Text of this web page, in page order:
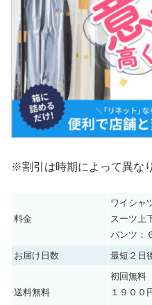
※割引は時期によって異な
料金
ワイシャ
スーツ上
パンツ：
お届け日数
最短２日
送料無料
初回無料
１９００